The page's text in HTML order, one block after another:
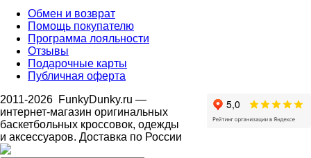
Обмен и возврат
Помощь покупателю
Программа лояльности
Отзывы
Подарочные карты
Публичная оферта
2011-2026 FunkyDunky.ru —
интернет-магазин оригинальных
баскетбольных кроссовок, одежды
и аксессуаров. Доставка по России